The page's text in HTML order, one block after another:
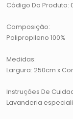
Código Do Produto:
Composição:
Polipropileno 100%
Medidas:
Largura: 250cm x
Instruções De
Lavanderia